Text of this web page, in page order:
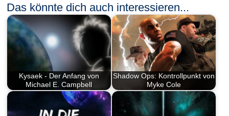
Das könnte dich auch interessieren...
Kysaek - Der Anfang von
Michael E. Campbell
Shadow Ops: Kontrollpunkt von
Myke Cole